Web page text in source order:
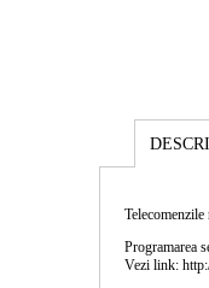
Programarea
Vezi link: